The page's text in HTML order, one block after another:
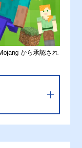
から承認され